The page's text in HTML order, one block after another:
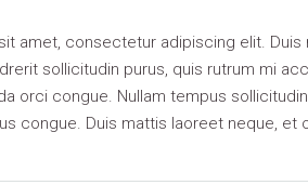
amet, consectetur adipiscing elit.
sollicitudin purus, quis rutrum mi
orci congue. Nullam tempus
congue. Duis mattis laoreet neque, et